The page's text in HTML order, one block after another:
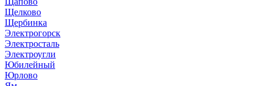
Щелково
Щербинка
Электрогорск
Электросталь
Электроугли
Юбилейный
Юрлово